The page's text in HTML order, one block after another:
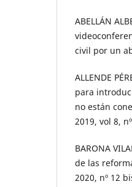
ABELLÁN
civil por un
ALLENDE
para
no están
2019, vol 8,
BARONA
de las
2020, nº 12